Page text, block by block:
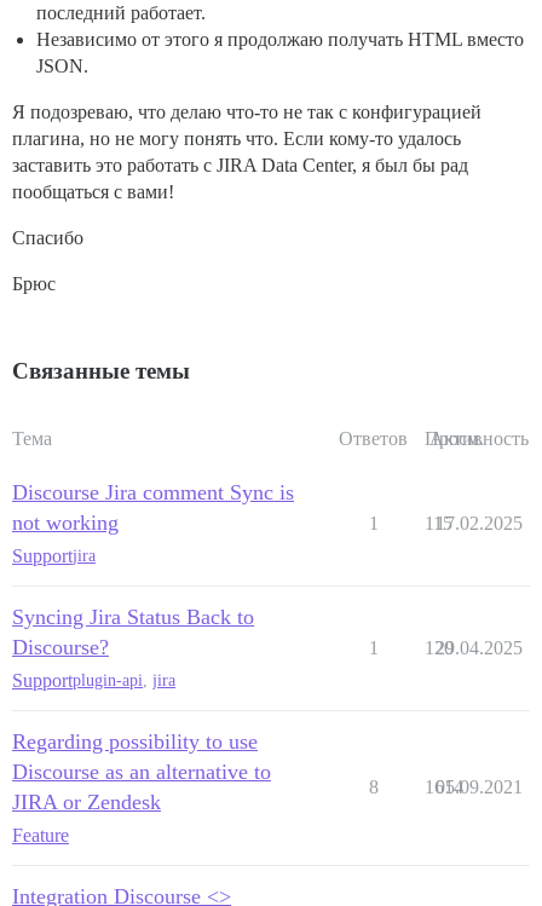
последний работает.
Независимо от этого я продолжаю получать HTML вместо
JSON.
Я подозреваю, что делаю что-то не так с конфигурацией
плагина, но не могу понять что. Если кому-то удалось
заставить это работать с JIRA Data Center, я был бы рад
пообщаться с вами!
Спасибо
Брюс
Связанные темы
Тема Ответов Просм.
Активность
Discourse Jira comment Sync is
not working
Supportjira
1 115
17.02.2025
Syncing Jira Status Back to
Discourse?
Supportplugin-api, jira
1 120
29.04.2025
Regarding possibility to use
Discourse as an alternative to
JIRA or Zendesk
Feature
8 1614
05.09.2021
Integration Discourse <>